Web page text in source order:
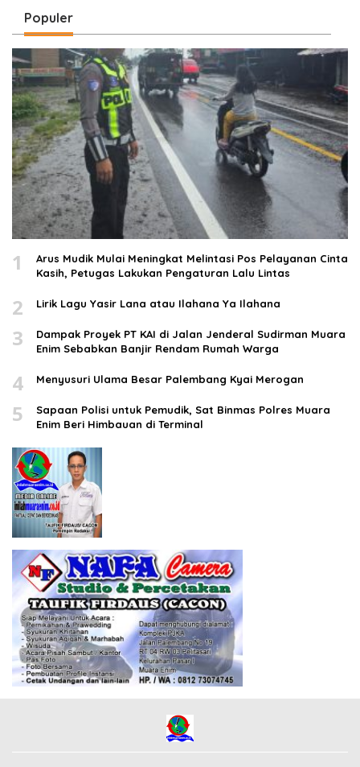
Populer
1
Arus Mudik Mulai Meningkat Melintasi Pos Pelayanan Cinta
Kasih, Petugas Lakukan Pengaturan Lalu Lintas
2 Lirik Lagu Yasir Lana atau Ilahana Ya Ilahana
3
Dampak Proyek PT KAI di Jalan Jenderal Sudirman Muara
Enim Sebabkan Banjir Rendam Rumah Warga
4 Menyusuri Ulama Besar Palembang Kyai Merogan
5
Sapaan Polisi untuk Pemudik, Sat Binmas Polres Muara
Enim Beri Himbauan di Terminal